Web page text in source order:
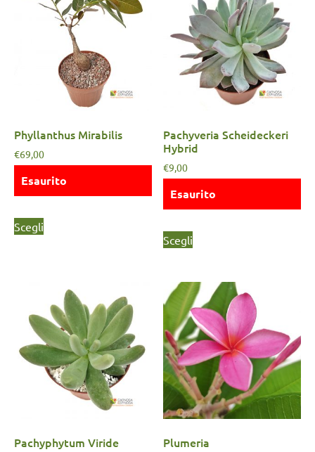
Phyllanthus Mirabilis
€69,00
Esaurito
Scegli
Pachyveria Scheideckeri
Hybrid
€9,00
Esaurito
Scegli
Pachyphytum Viride Plumeria